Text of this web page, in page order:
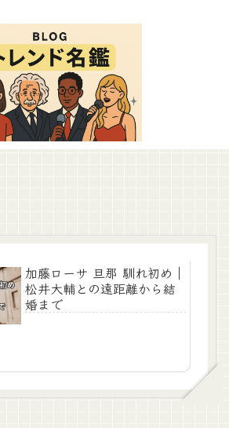
加藤ローサ 旦那 馴れ初め｜
松井大輔との遠距離から結
婚まで